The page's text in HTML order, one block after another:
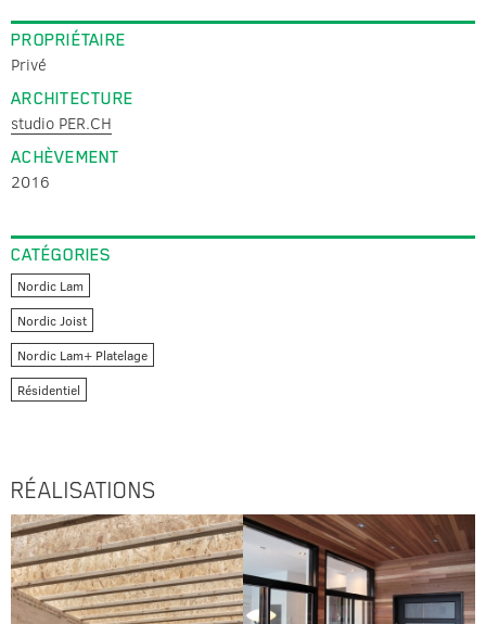
PROPRIÉTAIRE
Privé
ARCHITECTURE
studio PER.CH
ACHÈVEMENT
2016
CATÉGORIES
Nordic Lam
Nordic Joist
Nordic Lam+ Platelage
Résidentiel
RÉALISATIONS